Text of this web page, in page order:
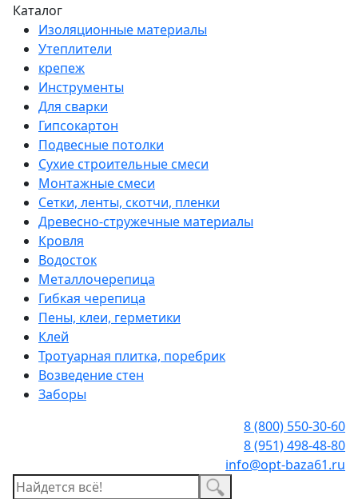
Каталог
Изоляционные материалы
Утеплители
крепеж
Инструменты
Для сварки
Гипсокартон
Подвесные потолки
Сухие строительные смеси
Монтажные смеси
Сетки, ленты, скотчи, пленки
Древесно-стружечные материалы
Кровля
Водосток
Металлочерепица
Гибкая черепица
Пены, клеи, герметики
Клей
Тротуарная плитка, поребрик
Возведение стен
Заборы
8 (800) 550-30-60
8 (951) 498-48-80
info@opt-baza61.ru